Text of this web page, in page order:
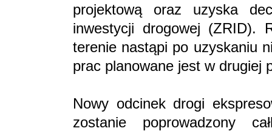
projektową oraz uzyska
inwestycji drogowej (ZRID).
terenie nastąpi po uzyskaniu
prac planowane jest w drugiej
Nowy odcinek drogi
zostanie poprowadzony